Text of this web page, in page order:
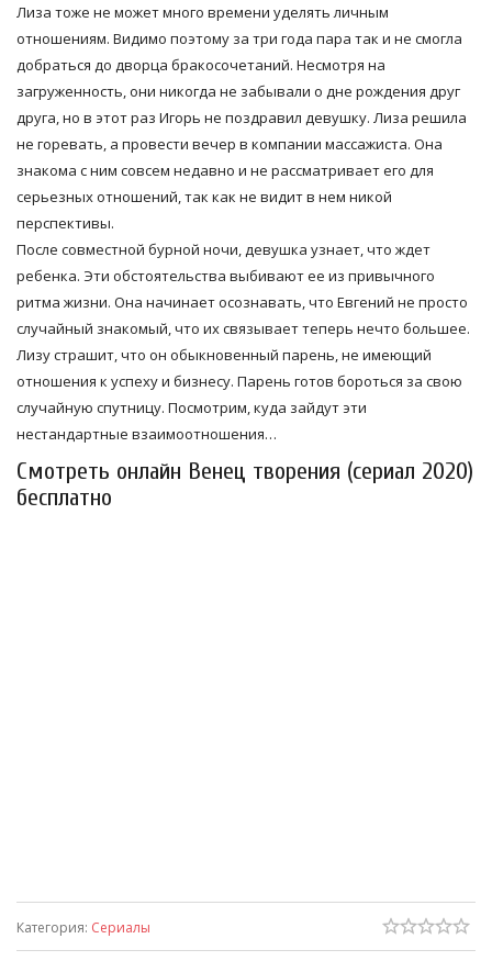
Лиза тоже не может много времени уделять личным
отношениям. Видимо поэтому за три года пара так и не смогла
добраться до дворца бракосочетаний. Несмотря на
загруженность, они никогда не забывали о дне рождения друг
друга, но в этот раз Игорь не поздравил девушку. Лиза решила
не горевать, а провести вечер в компании массажиста. Она
знакома с ним совсем недавно и не рассматривает его для
серьезных отношений, так как не видит в нем никой
перспективы.
После совместной бурной ночи, девушка узнает, что ждет
ребенка. Эти обстоятельства выбивают ее из привычного
ритма жизни. Она начинает осознавать, что Евгений не просто
случайный знакомый, что их связывает теперь нечто большее.
Лизу страшит, что он обыкновенный парень, не имеющий
отношения к успеху и бизнесу. Парень готов бороться за свою
случайную спутницу. Посмотрим, куда зайдут эти
нестандартные взаимоотношения…
Смотреть онлайн Венец творения (сериал 2020)
бесплатно
Категория: Сериалы